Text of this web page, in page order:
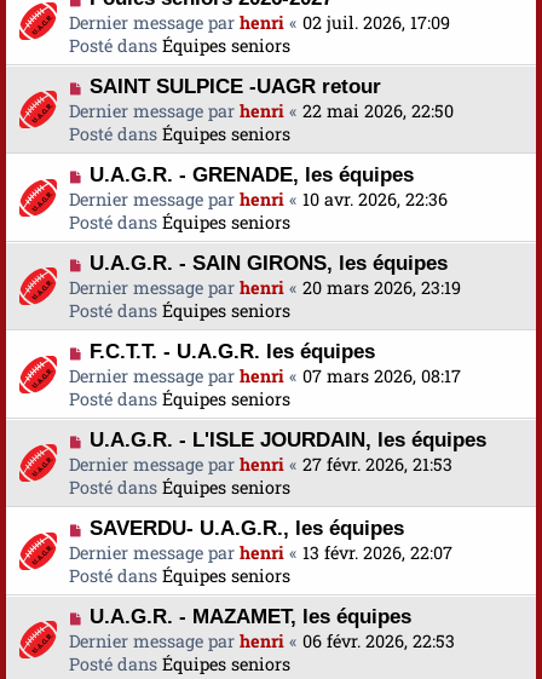
g
e
s
s
a
g
e
a
u
m
e
s
s
a
g
e
o
u
v
e
a
u
m
e
s
s
a
g
e
Dernier message par henri « 02 juil. 2026, 17:09
Posté dans Équipes seniors
N
o
u
v
e
a
u
m
e
s
s
a
g
e
SAINT SULPICE -UAGR retour
Dernier message par henri « 22 mai 2026, 22:50
Posté dans Équipes seniors
N
o
u
v
e
a
u
m
e
s
s
a
g
e
U.A.G.R. - GRENADE, les équipes
Dernier message par henri « 10 avr. 2026, 22:36
Posté dans Équipes seniors
N
o
u
v
e
a
u
m
e
s
s
a
g
e
U.A.G.R. - SAIN GIRONS, les équipes
Dernier message par henri « 20 mars 2026, 23:19
Posté dans Équipes seniors
N
o
u
v
e
a
u
m
e
s
s
a
g
e
F.C.T.T. - U.A.G.R. les équipes
Dernier message par henri « 07 mars 2026, 08:17
Posté dans Équipes seniors
N
o
u
v
e
a
u
m
e
s
s
U.A.G.R. - L'ISLE JOURDAIN, les équipes
Dernier message par henri « 27 févr. 2026, 21:53
Posté dans Équipes seniors
N
o
u
v
e
a
u
SAVERDU- U.A.G.R., les équipes
Dernier message par henri « 13 févr. 2026, 22:07
Posté dans Équipes seniors
N
o
u
U.A.G.R. - MAZAMET, les équipes
Dernier message par henri « 06 févr. 2026, 22:53
Posté dans Équipes seniors